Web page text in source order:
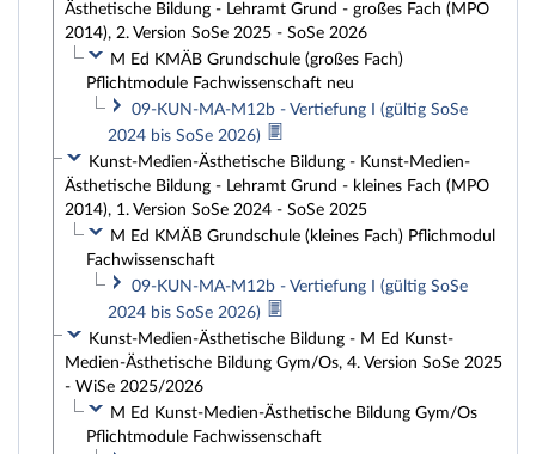
Ästhetische Bildung - Lehramt Grund - großes Fach (MPO
2014), 2. Version SoSe 2025 - SoSe 2026
M Ed KMÄB Grundschule (großes Fach)
Pflichtmodule Fachwissenschaft neu
09-KUN-MA-M12b - Vertiefung I (gültig SoSe
2024 bis SoSe 2026)
Kunst-Medien-Ästhetische Bildung - Kunst-Medien-
Ästhetische Bildung - Lehramt Grund - kleines Fach (MPO
2014), 1. Version SoSe 2024 - SoSe 2025
M Ed KMÄB Grundschule (kleines Fach) Pflichmodul
Fachwissenschaft
09-KUN-MA-M12b - Vertiefung I (gültig SoSe
2024 bis SoSe 2026)
Kunst-Medien-Ästhetische Bildung - M Ed Kunst-
Medien-Ästhetische Bildung Gym/Os, 4. Version SoSe 2025
- WiSe 2025/2026
M Ed Kunst-Medien-Ästhetische Bildung Gym/Os
Pflichtmodule Fachwissenschaft